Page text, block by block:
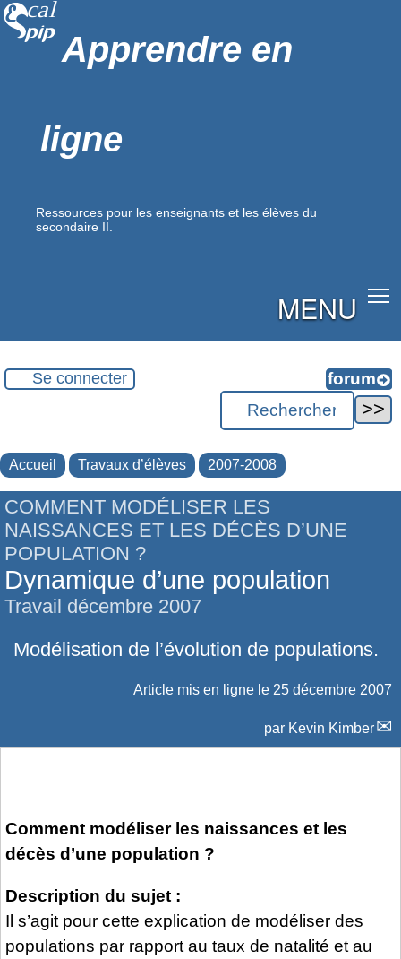
Apprendre en
ligne
Ressources pour les enseignants et les élèves du
secondaire II.
MENU
Se connecter
Accueil Travaux d’élèves 2007-2008
COMMENT MODÉLISER LES
NAISSANCES ET LES DÉCÈS D’UNE
POPULATION ?
Dynamique d’une population
Travail décembre 2007
Modélisation de l’évolution de populations.
Article mis en ligne le 25 décembre 2007
par Kevin Kimber
Comment modéliser les naissances et les
décès d’une population ?
Description du sujet :
Il s’agit pour cette explication de modéliser des
populations par rapport au taux de natalité et au